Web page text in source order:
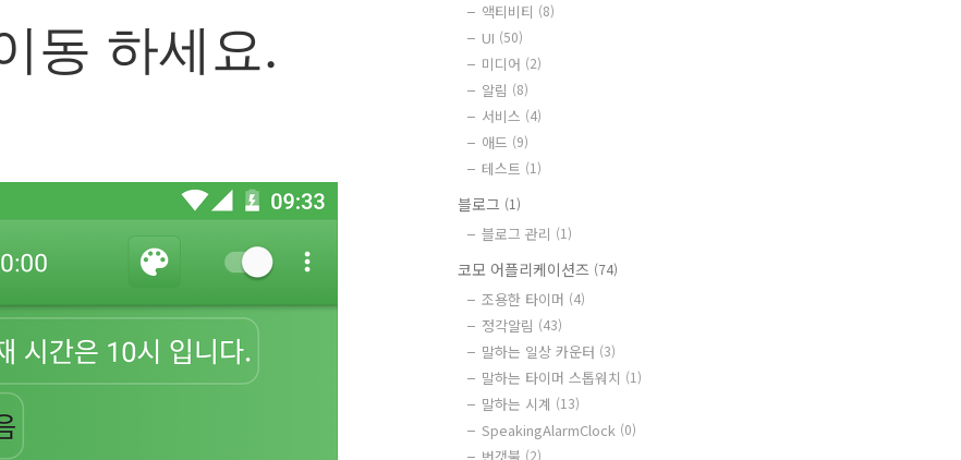
동 하세요.
액티비티 (8)
UI (50)
미디어 (2)
알림 (8)
서비스 (4)
애드 (9)
테스트 (1)
블로그 (1)
블로그 관리 (1)
코모 어플리케이션즈 (74)
조용한 타이머 (4)
정각알림 (43)
말하는 일상 카운터 (3)
말하는 타이머 스톱워치 (1)
말하는 시계 (13)
SpeakingAlarmClock (0)
(2)